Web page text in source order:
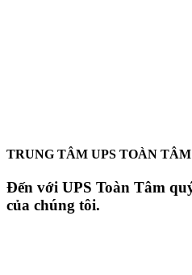
TRUNG TÂM UPS TOÀN TÂM
Đến với UPS Toàn Tâm
của chúng tôi.